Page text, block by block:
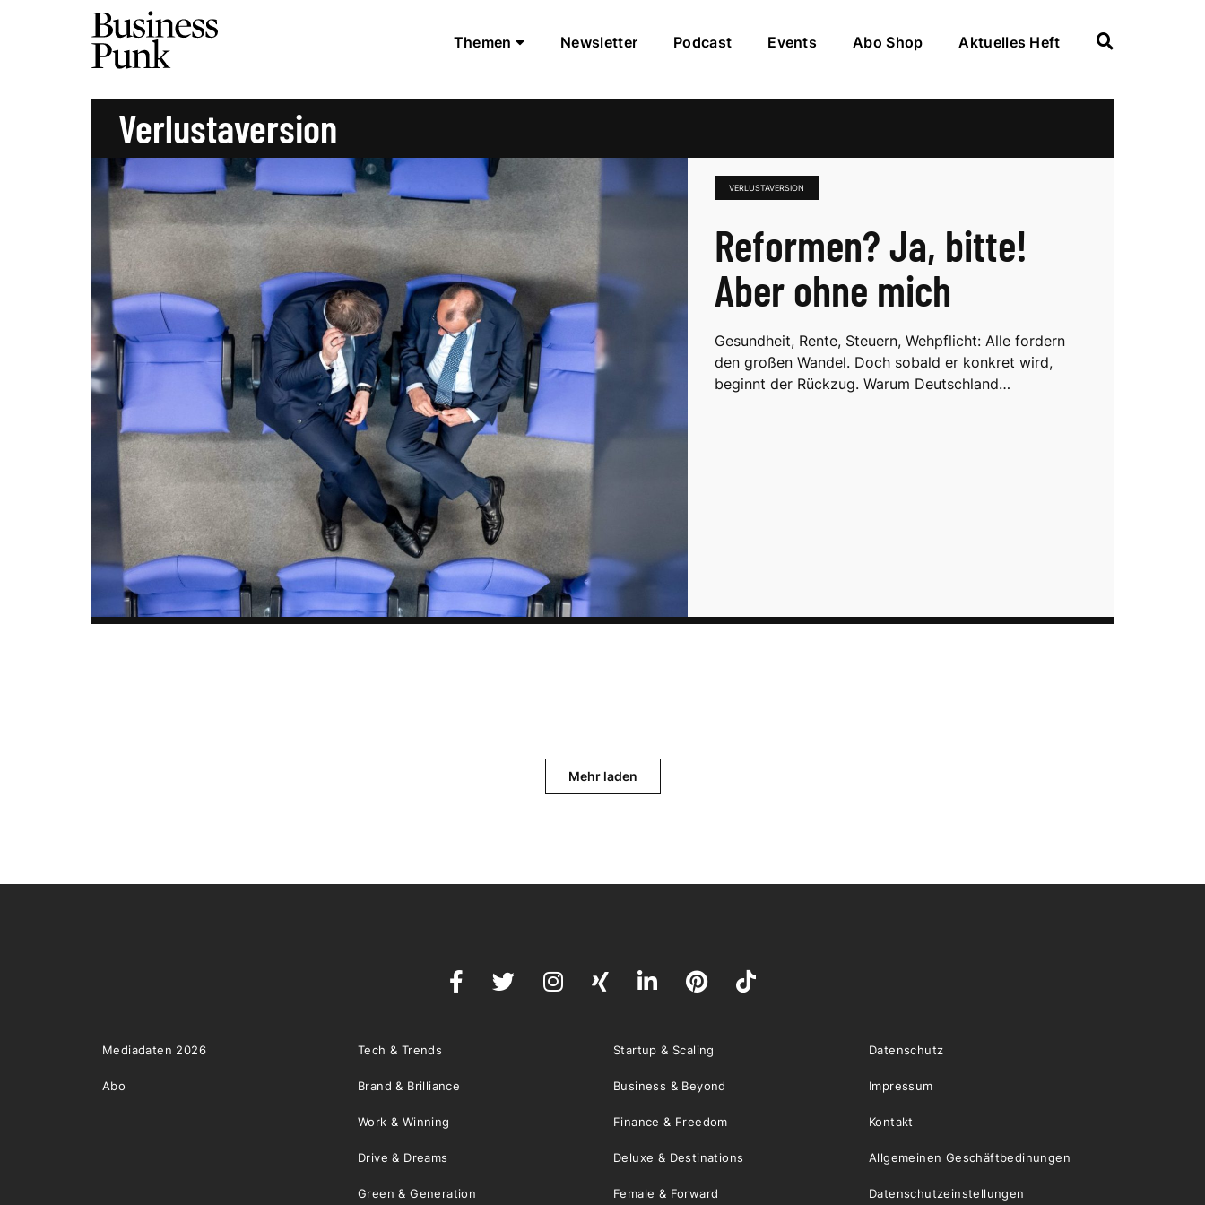
Themen Newsletter Podcast Events Abo Shop Aktuelles Heft
Verlustaversion
VERLUSTAVERSION
Reformen? Ja, bitte!
Aber ohne mich
Gesundheit, Rente, Steuern, Wehpflicht: Alle fordern
den großen Wandel. Doch sobald er konkret wird,
beginnt der Rückzug. Warum Deutschland…
Mehr laden
Mediadaten 2026
Abo
Tech & Trends Startup & Scaling
Brand & Brilliance Business & Beyond
Work & Winning Finance & Freedom
Drive & Dreams Deluxe & Destinations
Green & Generation Female & Forward
Datenschutz
Impressum
Kontakt
Allgemeinen Geschäftbedinungen
Datenschutzeinstellungen